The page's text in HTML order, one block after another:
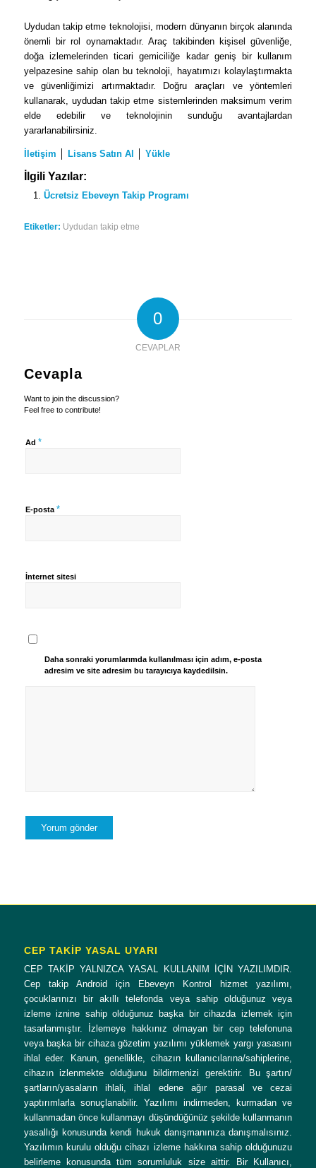
Uydudan takip etme teknolojisi, modern dünyanın birçok alanında
önemli bir rol oynamaktadır. Araç takibinden kişisel güvenliğe,
doğa izlemelerinden ticari gemiciliğe kadar geniş bir kullanım
yelpazesine sahip olan bu teknoloji, hayatımızı kolaylaştırmakta
ve güvenliğimizi artırmaktadır. Doğru araçları ve yöntemleri
kullanarak, uydudan takip etme sistemlerinden maksimum verim
elde edebilir ve teknolojinin sunduğu avantajlardan
yararlanabilirsiniz.
İletişim Lisans Satın Al Yükle
İlgili Yazılar:
Ücretsiz Ebeveyn Takip Programı
Etiketler: Uydudan takip etme
0
CEVAPLAR
Cevapla
Want to join the discussion?
Feel free to contribute!
Ad *
E-posta *
İnternet sitesi
Daha sonraki yorumlarımda kullanılması için adım, e-posta
adresim ve site adresim bu tarayıcıya kaydedilsin.
CEP TAKİP YASAL UYARI
CEP TAKİP YALNIZCA YASAL KULLANIM İÇİN YAZILIMDIR.
Cep takip Android için Ebeveyn Kontrol hizmet yazılımı,
çocuklarınızı bir akıllı telefonda veya sahip olduğunuz veya
izleme iznine sahip olduğunuz başka bir cihazda izlemek için
tasarlanmıştır. İzlemeye hakkınız olmayan bir cep telefonuna
veya başka bir cihaza gözetim yazılımı yüklemek yargı yasasını
ihlal eder. Kanun, genellikle, cihazın kullanıcılarına/sahiplerine,
cihazın izlenmekte olduğunu bildirmenizi gerektirir. Bu şartın/
şartların/yasaların ihlali, ihlal edene ağır parasal ve cezai
yaptırımlarla sonuçlanabilir. Yazılımı indirmeden, kurmadan ve
kullanmadan önce kullanmayı düşündüğünüz şekilde kullanmanın
yasallığı konusunda kendi hukuk danışmanınıza danışmalısınız.
Yazılımın kurulu olduğu cihazı izleme hakkına sahip olduğunuzu
belirleme konusunda tüm sorumluluk size aittir. Bir Kullanıcı,